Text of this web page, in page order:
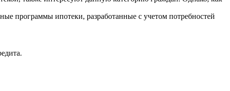
программы ипотеки, разработанные с учетом потребностей